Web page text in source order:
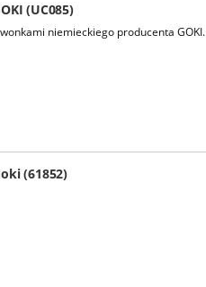
(UC085)
niemieckiego producenta GOKI.
(61852)